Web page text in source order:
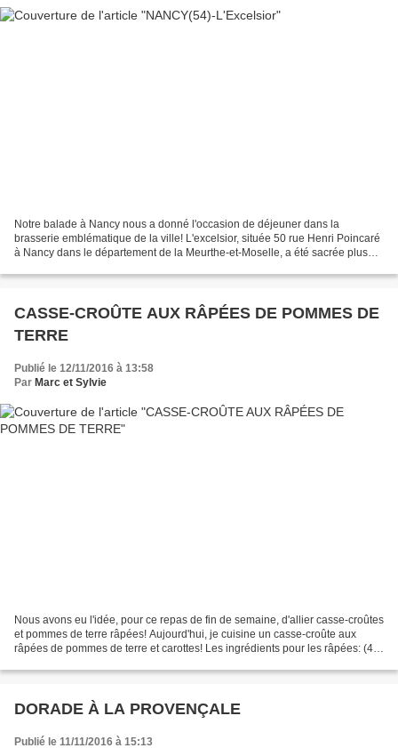
Notre balade à Nancy nous a donné l'occasion de déjeuner dans la
brasserie emblématique de la ville! L'excelsior, située 50 rue Henri Poincaré
à Nancy dans le département de la Meurthe-et-Moselle, a été sacrée plus
CASSE-CROÛTE AUX RÂPÉES DE POMMES DE
TERRE
Publié le 12/11/2016 à 13:58
Par Marc et Sylvie
Nous avons eu l'idée, pour ce repas de fin de semaine, d'allier casse-croûtes
et pommes de terre râpées! Aujourd'hui, je cuisine un casse-croûte aux
râpées de pommes de terre et carottes! Les ingrédients pour les râpées: (4
DORADE À LA PROVENÇALE
Publié le 11/11/2016 à 15:13